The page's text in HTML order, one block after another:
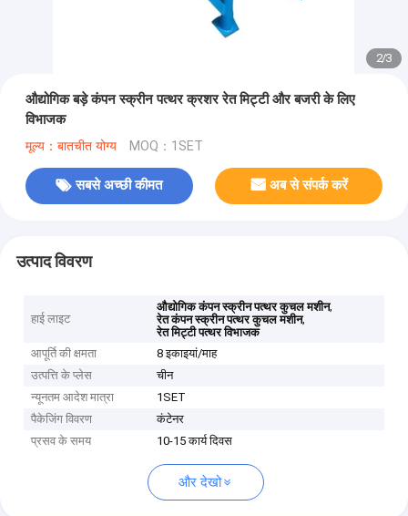
2/3
औद्योगिक बड़े कंपन स्क्रीन पत्थर क्रशर रेत मिट्टी और बजरी के लिए
विभाजक
मूल्य：बातचीत योग्य MOQ：1SET
सबसे अच्छी कीमत अब से संपर्क करें
उत्पाद विवरण
हाई लाइट
औद्योगिक कंपन स्क्रीन पत्थर कुचल मशीन,
रेत कंपन स्क्रीन पत्थर कुचल मशीन,
रेत मिट्टी पत्थर विभाजक
आपूर्ति की क्षमता
8 इकाइयां/माह
उत्पत्ति के प्लेस
चीन
न्यूनतम आदेश मात्रा
1SET
पैकेजिंग विवरण
कंटेनर
प्रसव के समय
10-15 कार्य दिवस
और देखो